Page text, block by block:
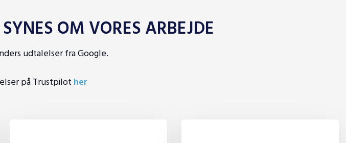
OM VORES ARBEJDE​
udtalelser fra Google.
på Trustpilother